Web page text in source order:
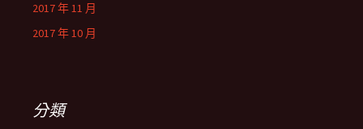
2017 年 11 月
2017 年 10 月
分類